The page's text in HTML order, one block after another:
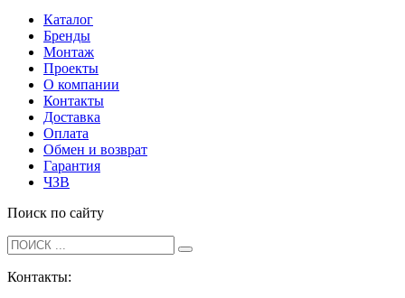
Каталог
Бренды
Монтаж
Проекты
О компании
Контакты
Доставка
Оплата
Обмен и возврат
Гарантия
ЧЗВ
Поиск по сайту
Контакты: